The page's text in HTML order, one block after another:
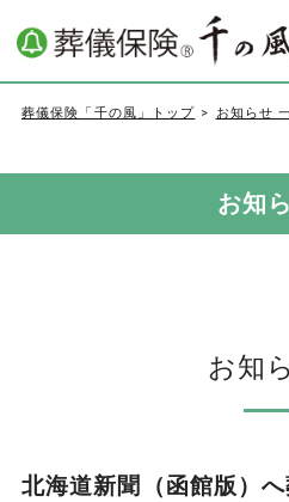
葬儀保険「千の風」トップ お知らせ
お知
お知
北海道新聞（函館版）へ